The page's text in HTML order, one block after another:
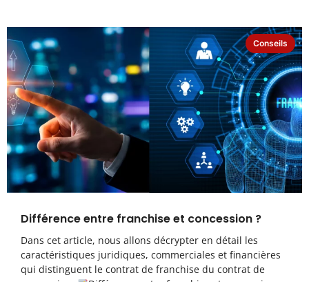
Conseils
Différence entre franchise et concession ?
Dans cet article, nous allons décrypter en détail les
caractéristiques juridiques, commerciales et financières
qui distinguent le contrat de franchise du contrat de